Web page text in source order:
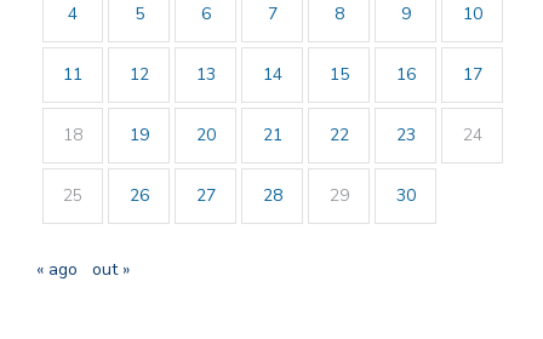
4 5 6 7 8 9 10
11 12 13 14 15 16 17
18 19 20 21 22 23 24
25 26 27 28 29 30
« ago out »